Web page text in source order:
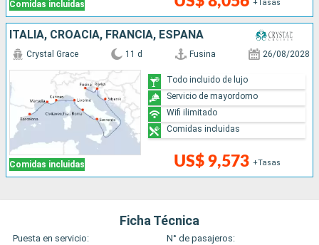
Comidas incluidas +Tasas
ITALIA, CROACIA, FRANCIA, ESPAÑA
Comidas incluidas
Crystal Grace 11 d Fusina 26/08/2028
US$ 9,573 +Tasas
Todo incluido de lujo
Servicio de mayordomo
Wifi ilimitado
Comidas incluidas
Ficha Técnica
Puesta en servicio:
N° de pasajeros: